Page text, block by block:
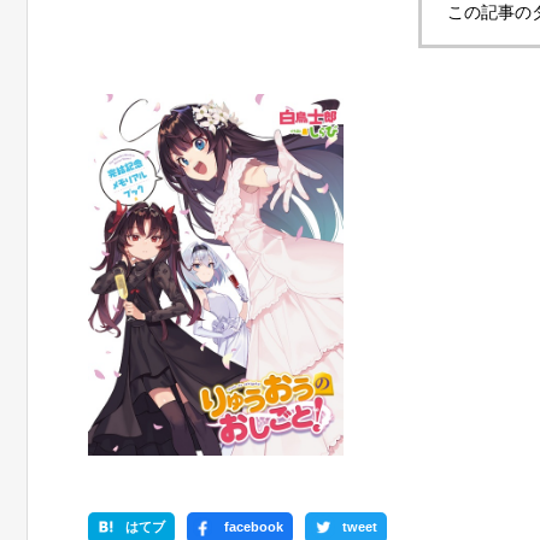
この記事の
はてブ facebook tweet